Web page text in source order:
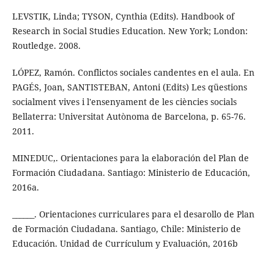
LEVSTIK, Linda; TYSON, Cynthia (Edits). Handbook of
Research in Social Studies Education. New York; London:
Routledge. 2008.
LÓPEZ, Ramón. Conflictos sociales candentes en el aula. En
PAGÉS, Joan, SANTISTEBAN, Antoni (Edits) Les qüestions
socialment vives i l'ensenyament de les ciències socials
Bellaterra: Universitat Autònoma de Barcelona, p. 65-76.
2011.
MINEDUC,. Orientaciones para la elaboración del Plan de
Formación Ciudadana. Santiago: Ministerio de Educación,
2016a.
______. Orientaciones curriculares para el desarollo de Plan
de Formación Ciudadana. Santiago, Chile: Ministerio de
Educación. Unidad de Currículum y Evaluación, 2016b